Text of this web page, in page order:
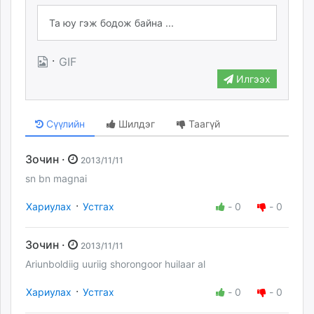
· GIF
Илгээх
Сүүлийн Шилдэг Таагүй
Зочин · 2013/11/11
sn bn magnai
Хариулах · Устгах - 0 - 0
Зочин · 2013/11/11
Ariunboldiig uuriig shorongoor huilaar al
Хариулах · Устгах - 0 - 0